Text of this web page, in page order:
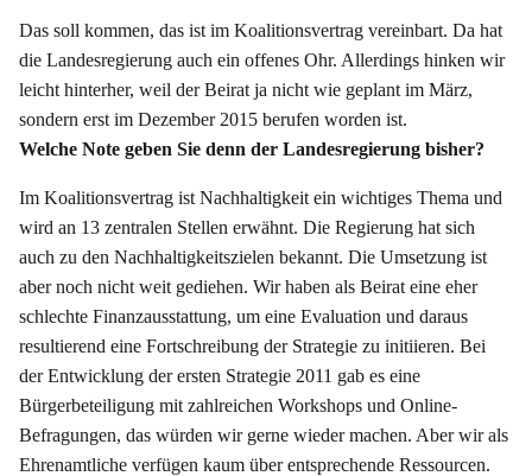
Das soll kommen, das ist im Koalitionsvertrag vereinbart. Da hat
die Landesregierung auch ein offenes Ohr. Allerdings hinken wir
leicht hinterher, weil der Beirat ja nicht wie geplant im März,
sondern erst im Dezember 2015 berufen worden ist.
Welche Note geben Sie denn der Landesregierung bisher?
Im Koalitionsvertrag ist Nachhaltigkeit ein wichtiges Thema und
wird an 13 zentralen Stellen erwähnt. Die Regierung hat sich
auch zu den Nachhaltigkeitszielen bekannt. Die Umsetzung ist
aber noch nicht weit gediehen. Wir haben als Beirat eine eher
schlechte Finanzausstattung, um eine Evaluation und daraus
resultierend eine Fortschreibung der Strategie zu initiieren. Bei
der Entwicklung der ersten Strategie 2011 gab es eine
Bürgerbeteiligung mit zahlreichen Workshops und Online-
Befragungen, das würden wir gerne wieder machen. Aber wir als
Ehrenamtliche verfügen kaum über entsprechende Ressourcen.